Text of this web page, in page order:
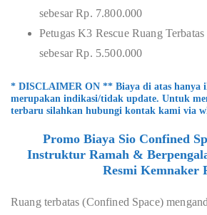
sebesar Rp. 7.800.000
Petugas K3 Rescue Ruang
sebesar Rp. 5.500.000
* DISCLAIMER ON ** Biaya di atas hanya
merupakan indikasi/tidak update. Untuk
terbaru silahkan hubungi kontak kami via
Promo Biaya Sio Confined
Instruktur Ramah &
Resmi Kemnaker
Ruang terbatas (Confined Space)